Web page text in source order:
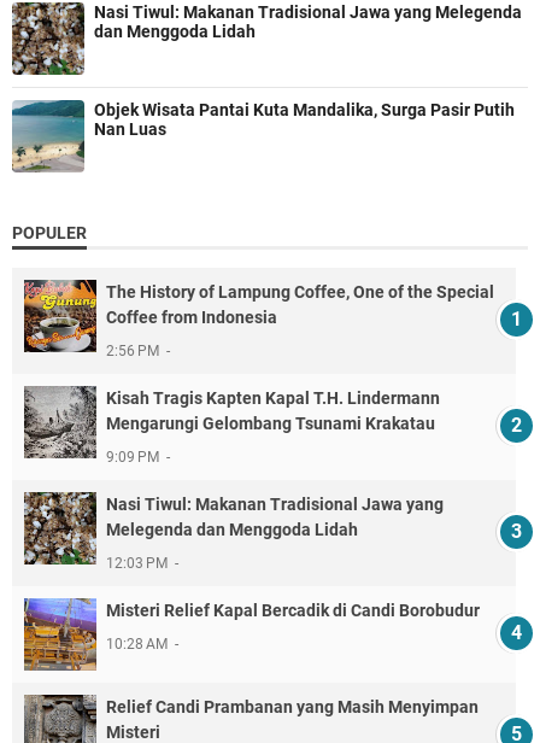
Nasi Tiwul: Makanan Tradisional Jawa yang Melegenda
dan Menggoda Lidah
Objek Wisata Pantai Kuta Mandalika, Surga Pasir Putih
Nan Luas
POPULER
The History of Lampung Coffee, One of the Special
Coffee from Indonesia
2:56 PM
Kisah Tragis Kapten Kapal T.H. Lindermann
Mengarungi Gelombang Tsunami Krakatau
9:09 PM
Nasi Tiwul: Makanan Tradisional Jawa yang
Melegenda dan Menggoda Lidah
12:03 PM
Misteri Relief Kapal Bercadik di Candi Borobudur
10:28 AM
Relief Candi Prambanan yang Masih Menyimpan
Misteri